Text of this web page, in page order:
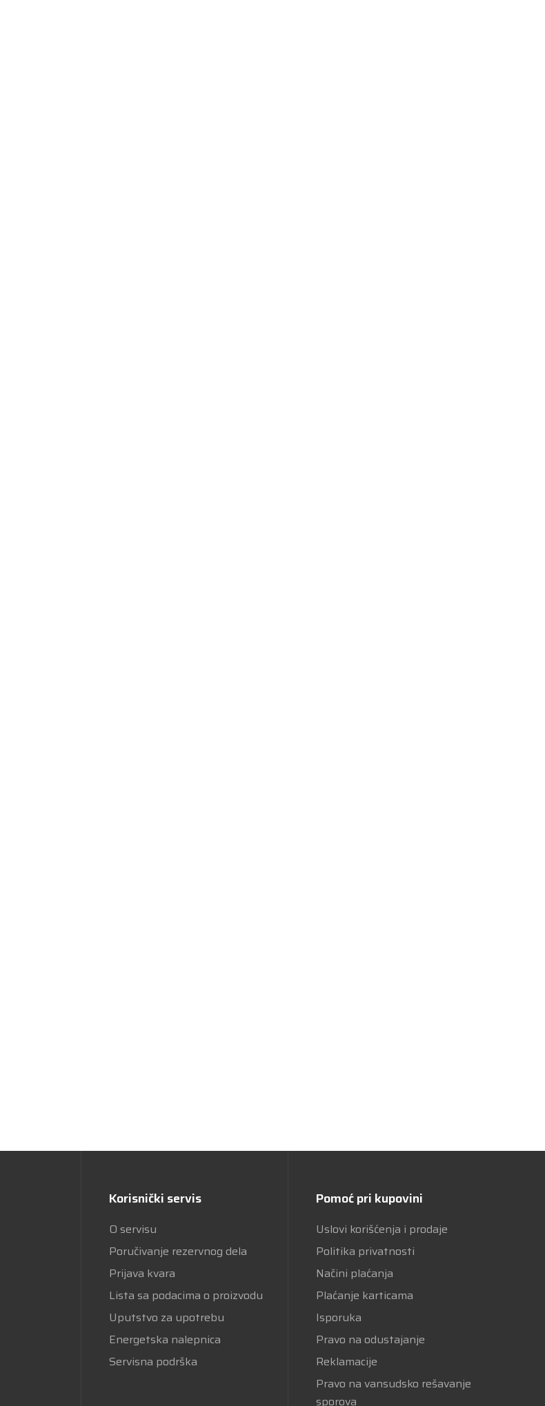
Korisnički servis
O servisu
Poručivanje rezervnog dela
Prijava kvara
Lista sa podacima o proizvodu
Uputstvo za upotrebu
Energetska nalepnica
Servisna podrška
Pomoć pri kupovini
Uslovi korišćenja i prodaje
Politika privatnosti
Načini plaćanja
Plaćanje karticama
Isporuka
Pravo na odustajanje
Reklamacije
Pravo na vansudsko rešavanje
sporova